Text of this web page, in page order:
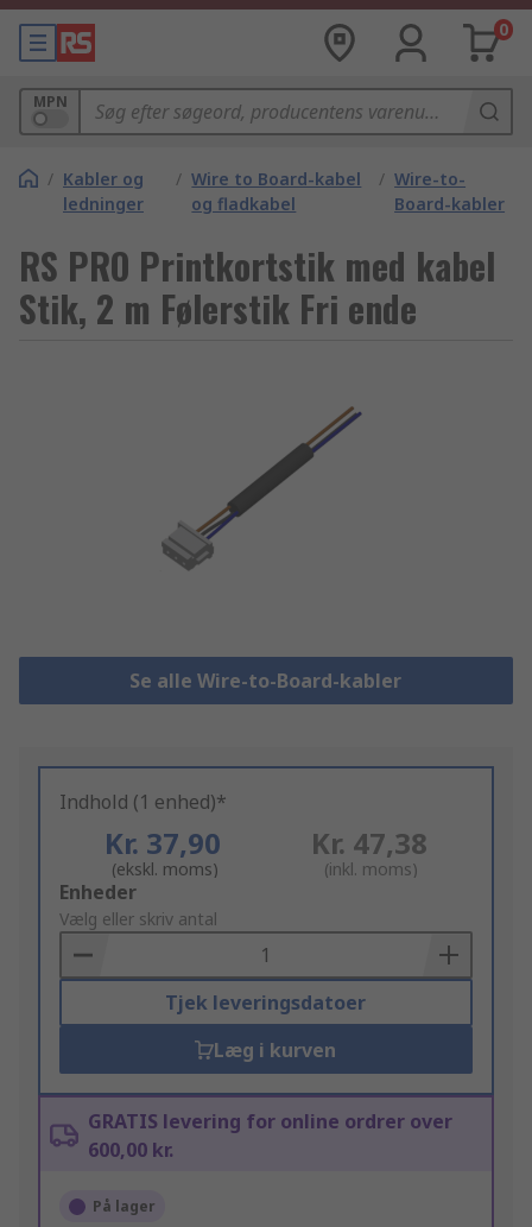
0
MPN
/ Kabler og
ledninger
/ Wire to Board-kabel
og fladkabel
/ Wire-to-
Board-kabler
RS PRO Printkortstik med kabel
Stik, 2 m Følerstik Fri ende
Se alle Wire-to-Board-kabler
Indhold (1 enhed)*
Kr. 37,90
(ekskl. moms)
Kr. 47,38
(inkl. moms)
Add
to
Basket
Enheder
Vælg eller skriv antal
Tjek leveringsdatoer
Læg i kurven
GRATIS levering for online ordrer over
600,00 kr.
På lager